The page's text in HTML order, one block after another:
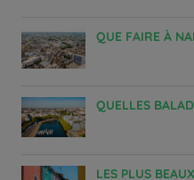
QUE FAIRE À
QUELLES
LES PLUS BEAUX VILLAGES AUTOUR DE